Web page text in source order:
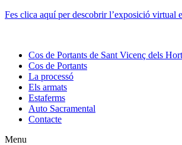
Vés
Fes clica aquí per descobrir l’exposició virtual
Cos de Portants de Sant Vicenç dels
Cos de Portants
La processó
Els armats
Estaferms
Auto Sacramental
Contacte
Menu